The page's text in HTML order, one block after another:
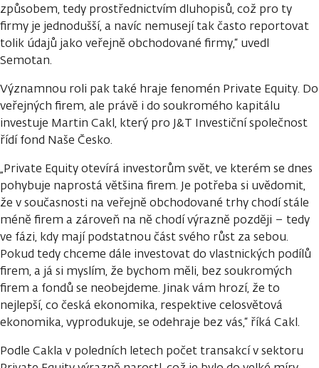
způsobem, tedy prostřednictvím dluhopisů, což pro ty
firmy je jednodušší, a navíc nemusejí tak často reportovat
tolik údajů jako veřejně obchodované firmy,“ uvedl
Semotan.
Významnou roli pak také hraje fenomén Private Equity. Do
veřejných firem, ale právě i do soukromého kapitálu
investuje Martin Cakl, který pro J&T Investiční společnost
řídí fond Naše Česko.
„Private Equity otevírá investorům svět, ve kterém se dnes
pohybuje naprostá většina firem. Je potřeba si uvědomit,
že v současnosti na veřejně obchodované trhy chodí stále
méně firem a zároveň na ně chodí výrazně později – tedy
ve fázi, kdy mají podstatnou část svého růst za sebou.
Pokud tedy chceme dále investovat do vlastnických podílů
firem, a já si myslím, že bychom měli, bez soukromých
firem a fondů se neobejdeme. Jinak vám hrozí, že to
nejlepší, co česká ekonomika, respektive celosvětová
ekonomika, vyprodukuje, se odehraje bez vás,“ říká Cakl.
Podle Cakla v poledních letech počet transakcí v sektoru